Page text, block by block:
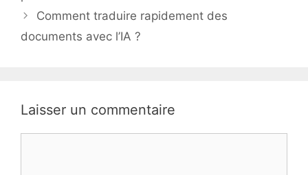
Comment traduire rapidement des
documents avec l’IA ?
Laisser un commentaire